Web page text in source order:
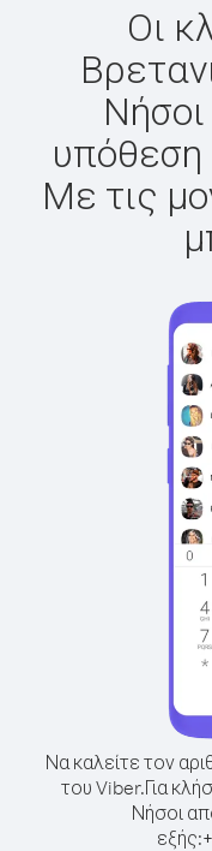
Οι
Με τις
Να καλείτε τον
του Viber.Για
Νήσοι
εξής:+